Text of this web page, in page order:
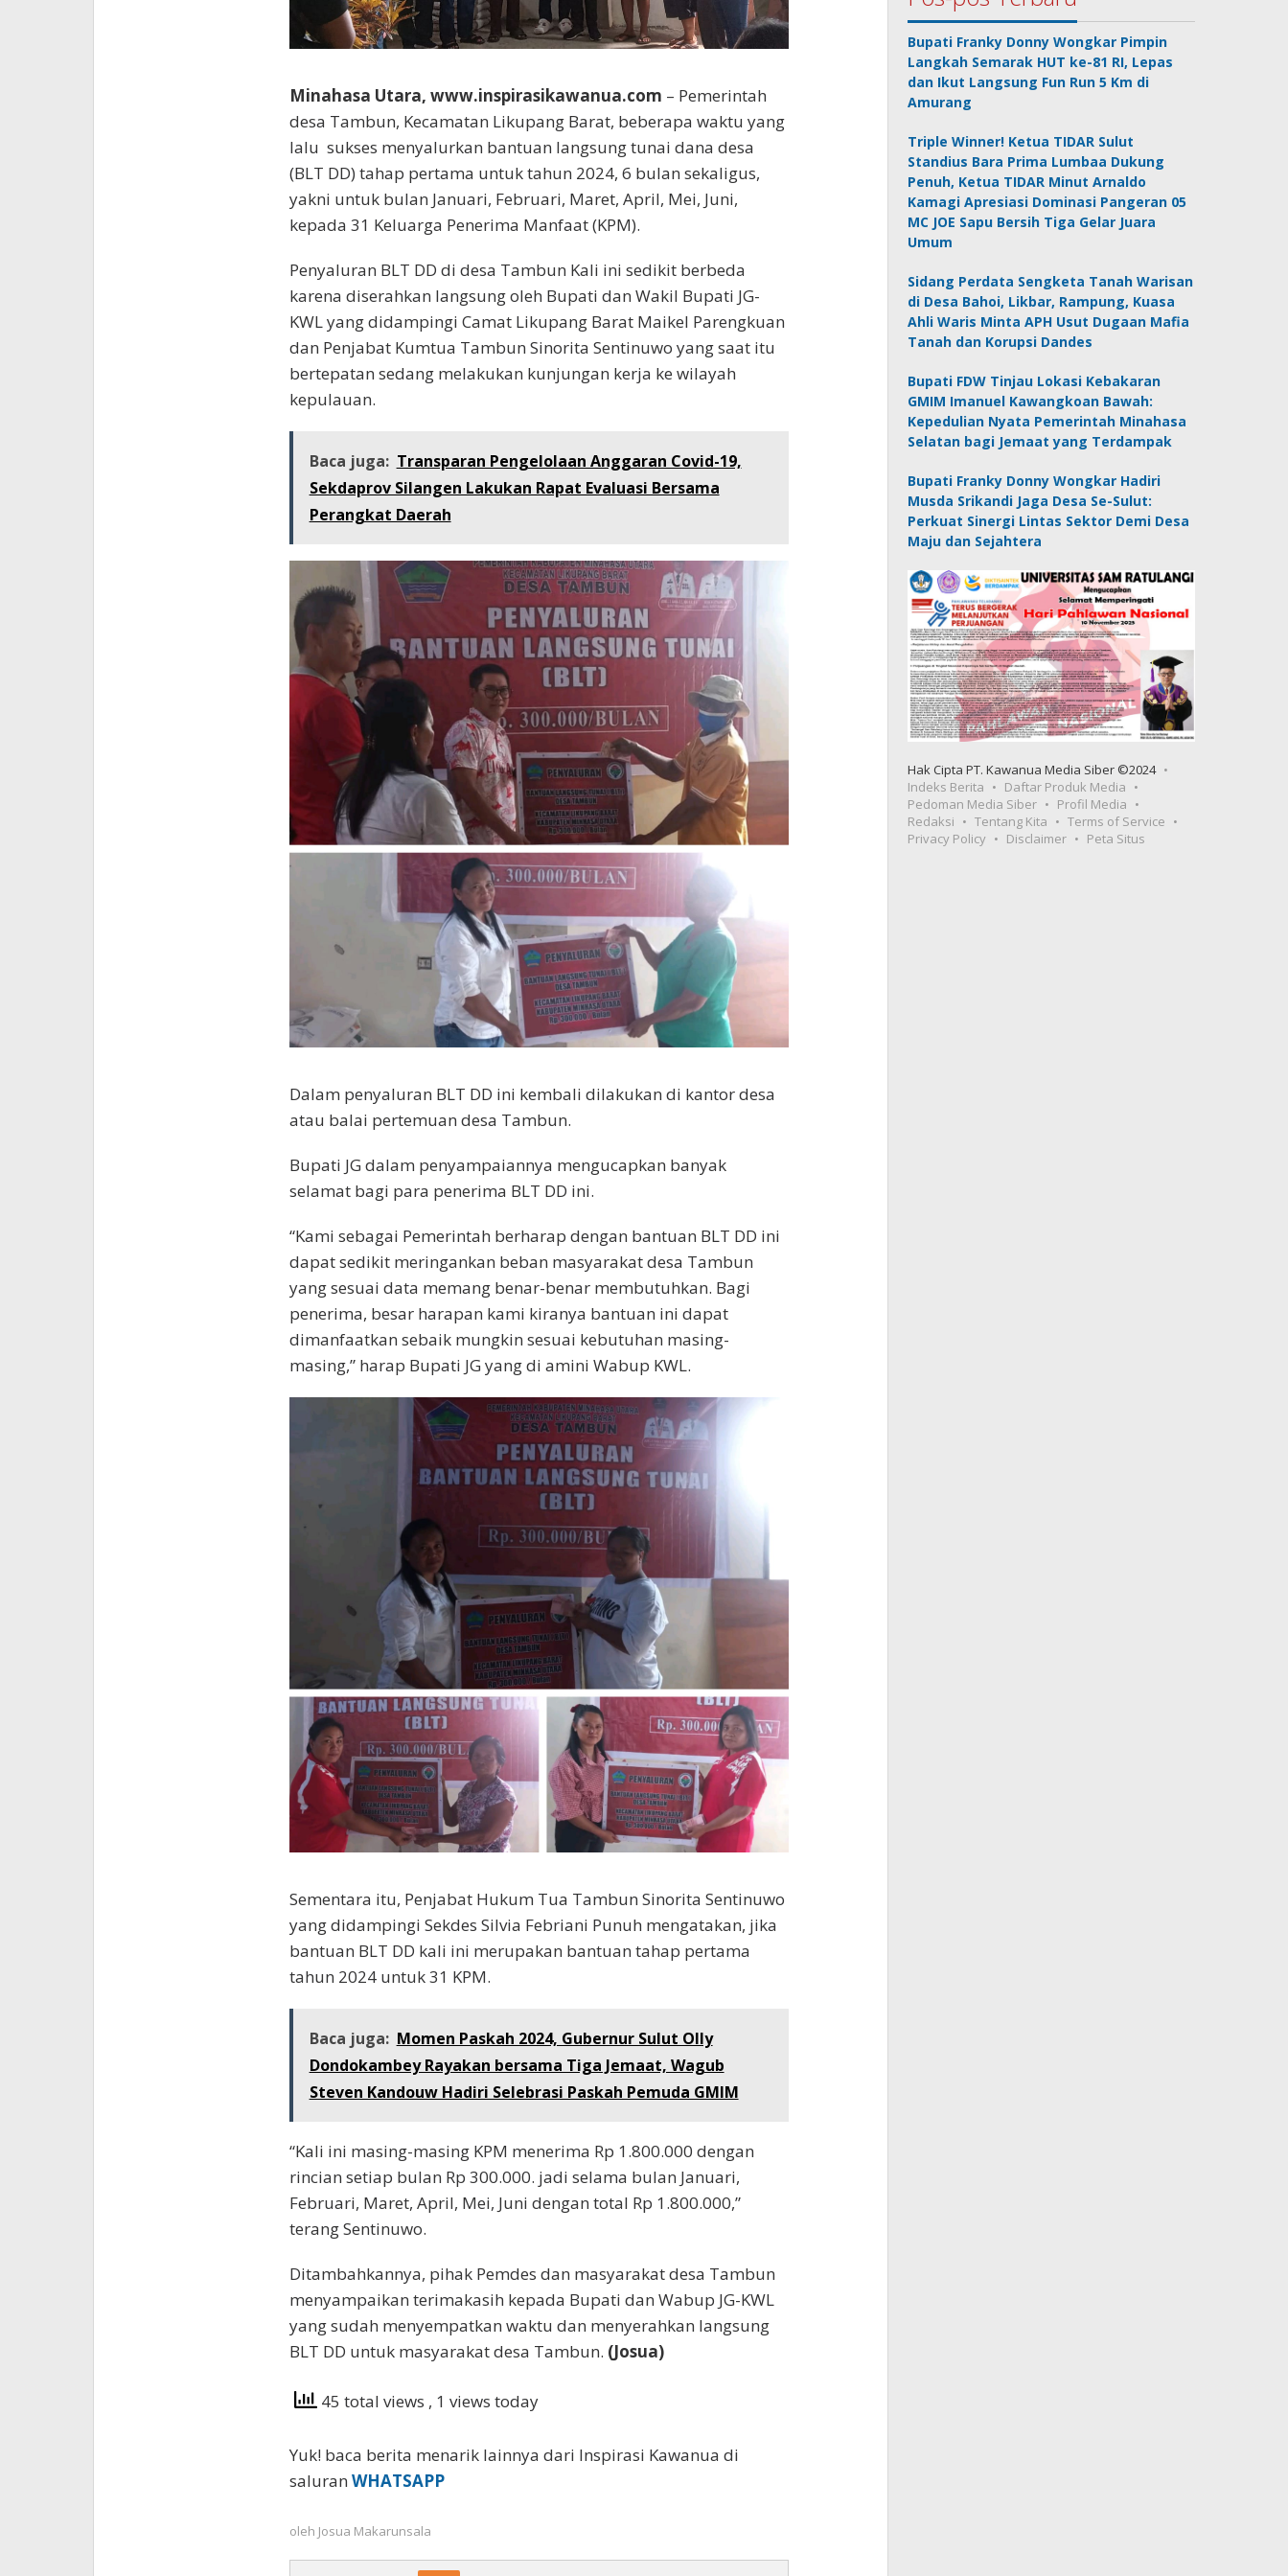
Minahasa Utara, www.inspirasikawanua.com – Pemerintah
desa Tambun, Kecamatan Likupang Barat, beberapa waktu yang
lalu sukses menyalurkan bantuan langsung tunai dana desa
(BLT DD) tahap pertama untuk tahun 2024, 6 bulan sekaligus,
yakni untuk bulan Januari, Februari, Maret, April, Mei, Juni,
kepada 31 Keluarga Penerima Manfaat (KPM).
Penyaluran BLT DD di desa Tambun Kali ini sedikit berbeda
karena diserahkan langsung oleh Bupati dan Wakil Bupati JG-
KWL yang didampingi Camat Likupang Barat Maikel Parengkuan
dan Penjabat Kumtua Tambun Sinorita Sentinuwo yang saat itu
bertepatan sedang melakukan kunjungan kerja ke wilayah
kepulauan.
Baca juga: Transparan Pengelolaan Anggaran Covid-19,
Sekdaprov Silangen Lakukan Rapat Evaluasi Bersama
Perangkat Daerah
Dalam penyaluran BLT DD ini kembali dilakukan di kantor desa
atau balai pertemuan desa Tambun.
Bupati JG dalam penyampaiannya mengucapkan banyak
selamat bagi para penerima BLT DD ini.
“Kami sebagai Pemerintah berharap dengan bantuan BLT DD ini
dapat sedikit meringankan beban masyarakat desa Tambun
yang sesuai data memang benar-benar membutuhkan. Bagi
penerima, besar harapan kami kiranya bantuan ini dapat
dimanfaatkan sebaik mungkin sesuai kebutuhan masing-
masing,” harap Bupati JG yang di amini Wabup KWL.
Sementara itu, Penjabat Hukum Tua Tambun Sinorita Sentinuwo
yang didampingi Sekdes Silvia Febriani Punuh mengatakan, jika
bantuan BLT DD kali ini merupakan bantuan tahap pertama
tahun 2024 untuk 31 KPM.
Baca juga: Momen Paskah 2024, Gubernur Sulut Olly
Dondokambey Rayakan bersama Tiga Jemaat, Wagub
Steven Kandouw Hadiri Selebrasi Paskah Pemuda GMIM
“Kali ini masing-masing KPM menerima Rp 1.800.000 dengan
rincian setiap bulan Rp 300.000. jadi selama bulan Januari,
Februari, Maret, April, Mei, Juni dengan total Rp 1.800.000,”
terang Sentinuwo.
Ditambahkannya, pihak Pemdes dan masyarakat desa Tambun
menyampaikan terimakasih kepada Bupati dan Wabup JG-KWL
yang sudah menyempatkan waktu dan menyerahkan langsung
BLT DD untuk masyarakat desa Tambun. (Josua)
45 total views , 1 views today
Yuk! baca berita menarik lainnya dari Inspirasi Kawanua di
saluran WHATSAPP
oleh Josua Makarunsala
Bupati Franky Donny Wongkar Pimpin
Langkah Semarak HUT ke-81 RI, Lepas
dan Ikut Langsung Fun Run 5 Km di
Amurang
Triple Winner! Ketua TIDAR Sulut
Standius Bara Prima Lumbaa Dukung
Penuh, Ketua TIDAR Minut Arnaldo
Kamagi Apresiasi Dominasi Pangeran 05
MC JOE Sapu Bersih Tiga Gelar Juara
Umum
Sidang Perdata Sengketa Tanah Warisan
di Desa Bahoi, Likbar, Rampung, Kuasa
Ahli Waris Minta APH Usut Dugaan Mafia
Tanah dan Korupsi Dandes
Bupati FDW Tinjau Lokasi Kebakaran
GMIM Imanuel Kawangkoan Bawah:
Kepedulian Nyata Pemerintah Minahasa
Selatan bagi Jemaat yang Terdampak
Bupati Franky Donny Wongkar Hadiri
Musda Srikandi Jaga Desa Se-Sulut:
Perkuat Sinergi Lintas Sektor Demi Desa
Maju dan Sejahtera
Hak Cipta PT. Kawanua Media Siber ©2024
Indeks Berita
Daftar Produk Media
Pedoman Media Siber
Profil Media
Redaksi
Tentang Kita
Terms of Service
Privacy Policy
Disclaimer Peta Situs